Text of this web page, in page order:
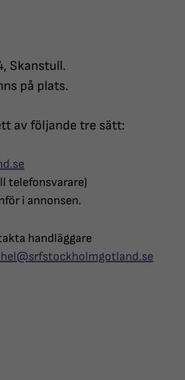
Skanstull.
på plats.
av följande tre sätt:
telefonsvarare)
i annonsen.
handläggare